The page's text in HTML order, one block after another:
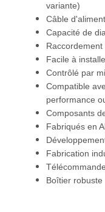
variante)
Câble
Capacité de
Facile à
Contrôlé par
Compatible
performance
Composants
Fabriqués en
Fabrication
Boîtier robuste